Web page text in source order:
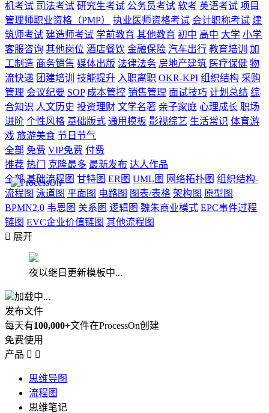
机考试 司法考试 研究生考试 公务员考试 软考 英语考试 项目
管理师职业资格（PMP）
执业医师资格考试 会计职称考试 建
筑师考试 建造师考试 学前教育 其他教育 初中 高中 大学 小学
客服咨询 其他岗位 酒店餐饮 金融保险 汽车出行 教育培训
加
工制造 商务销售 媒体出版 法律法务 房地产建筑 医疗保健 物
流快递 团建培训 技能提升 入职离职 OKR-KPI 组织结构 采购
管理 会议纪要 SOP 成本管控 销售管理 面试技巧 计划总结 综
合知识 人文历史 投资理财 文学名著 亲子家庭 心理成长 职场
进阶 个性风格 基础版式 通用模板 影视综艺 生活常识 体育游
戏 旅游美食 节日节气
全部 免费 VIP免费 付费
推荐 热门 克隆最多 最新发布 达人作品
全部 基础流程图 甘特图 ER图 UML图 网络拓扑图 组织结构-
流程图 泳道图 平面图 电路图 图表/表格 架构图 原型图
BPMN2.0 韦恩图 关系图 逻辑图 魏朱商业模式 EPC事件过程
链图 EVC企业价值链图 其他流程图
 展开
夜以继日更新模板中...
加载中...
发布文件
每天有100,000+文件在ProcessOn创建
免费使用
产品  
思维导图
流程图
思维笔记